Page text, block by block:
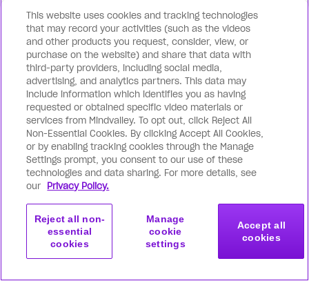
отличается тем, что направлен на
формирование постоянных
положительных привычек,
убеждений и эмоциональных
паттернов, благодаря которым
пиковая производительность,
безупречное здоровье, внутренняя
гармония и безграничная радость
становятся вашими постоянными
спутниками и позволяют
беспрерывно меняться к лучшему.
Вы достигаете сверхчеловеческой
производительности разума, тела
Начать Присоединиться
This website uses cookies and tracking technologies
that may record your activities (such as the videos
and other products you request, consider, view, or
purchase on the website) and share that data with
third-party providers, including social media,
advertising, and analytics partners. This data may
include information which identifies you as having
requested or obtained specific video materials or
services from Mindvalley. To opt out, click Reject All
Non-Essential Cookies. By clicking Accept All Cookies,
or by enabling tracking cookies through the Manage
Settings prompt, you consent to our use of these
technologies and data sharing. For more details, see
our Privacy Policy.
Manage
cookie
settings
Reject all non-
essential
cookies
Accept all
cookies